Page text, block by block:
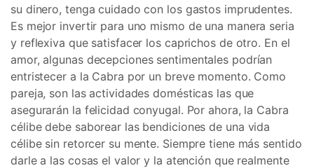
su dinero, tenga cuidado con los gastos imprudentes.
Es mejor invertir para uno mismo de una manera seria
y reflexiva que satisfacer los caprichos de otro. En el
amor, algunas decepciones sentimentales podrían
entristecer a la Cabra por un breve momento. Como
pareja, son las actividades domésticas las que
asegurarán la felicidad conyugal. Por ahora, la Cabra
célibe debe saborear las bendiciones de una vida
célibe sin retorcer su mente. Siempre tiene más sentido
darle a las cosas el valor y la atención que realmente